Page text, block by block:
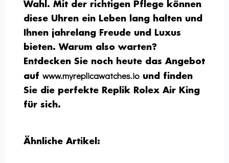
Wahl. Mit der richtigen Pflege können
diese Uhren ein Leben lang halten und
Ihnen jahrelang Freude und Luxus
bieten. Warum also warten?
Entdecken Sie noch heute das Angebot
aufwww.myreplicawatches.io und finden
Sie die perfekte Replik Rolex Air King
für sich.
Ähnliche Artikel: